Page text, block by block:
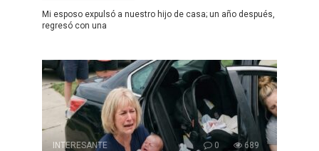
Mi esposo expulsó a nuestro hijo de casa; un año después,
regresó con una
INTERESANTE 0 689